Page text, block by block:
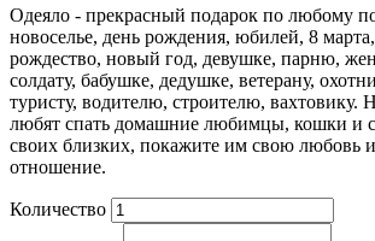
Одеяло - прекрасный подарок по любому
новоселье, день рождения, юбилей, 8
рождество, новый год, девушке, парню,
солдату, бабушке, дедушке, ветерану,
туристу, водителю, строителю, вахтовику.
любят спать домашние любимцы, кошки и
своих близких, покажите им свою любовь
отношение.
Количество